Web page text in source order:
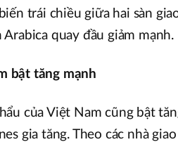
trái chiều giữa hai sàn
quay đầu giảm mạnh.
bật tăng mạnh
của Việt Nam cũng bật
gia tăng. Theo các nhà